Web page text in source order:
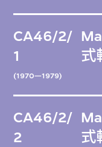
CA46/2/
1
(1970—1979)
式
CA46/2/
2
式